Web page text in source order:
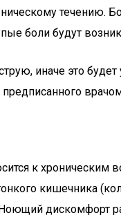
боли будут
иначе это
к
кишечника
дискомфорт